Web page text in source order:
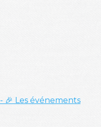
- 🎉 Les événements